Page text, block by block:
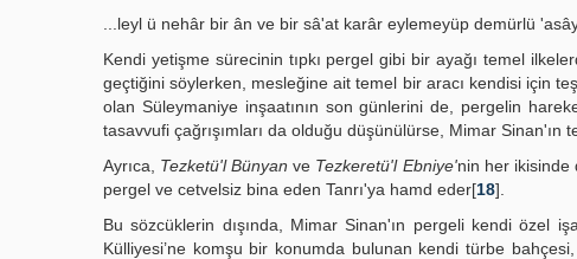
...leyl ü nehâr bir ân ve bir sâ'at karâr eylemeyüp demürlü
Kendi yetişme sürecinin tıpkı pergel gibi bir ayağı temel
geçtiğini söylerken, mesleğine ait temel bir aracı kendisi için
olan Süleymaniye inşaatının son günlerini de, pergelin
tasavvufi çağrışımları da olduğu düşünülürse, Mimar
Ayrıca,
Tezketü'l Bünyan ve Tezkeretü'l Ebniye'nin her ikisinde
pergel ve cetvelsiz bina eden Tanrı'ya hamd eder[18].
Bu sözcüklerin dışında, Mimar Sinan'ın pergeli kendi özel
Külliyesi’ne komşu bir konumda bulunan kendi türbe